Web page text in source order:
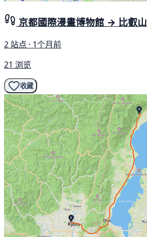
京都國際漫畫博物館 → 比叡山
2 站点 · 1个月前
21 浏览
收藏